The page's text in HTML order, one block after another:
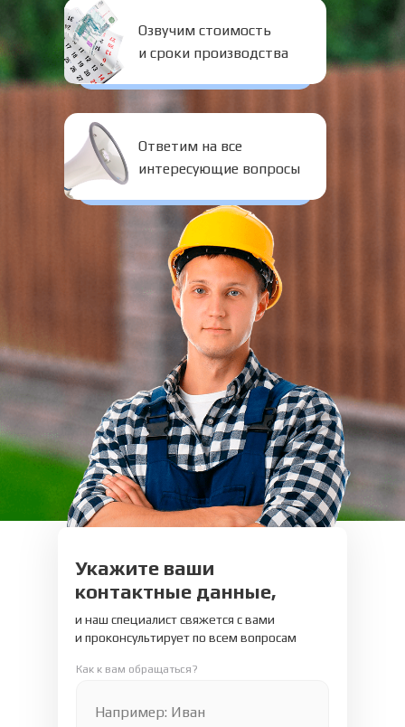
Укажите ваши
контактные данные,
и наш специалист свяжется с вами
и проконсультирует по всем вопросам
Озвучим стоимость
и сроки производства
Ответим на все
интересующие вопросы
Как к вам обращаться?